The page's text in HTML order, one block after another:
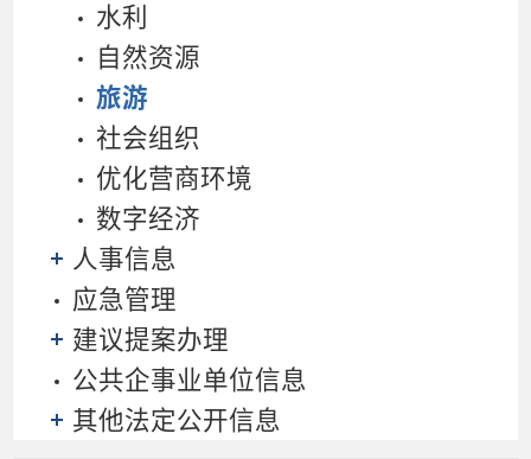
水利
自然资源
旅游
社会组织
优化营商环境
数字经济
人事信息
应急管理
建议提案办理
公共企事业单位信息
其他法定公开信息